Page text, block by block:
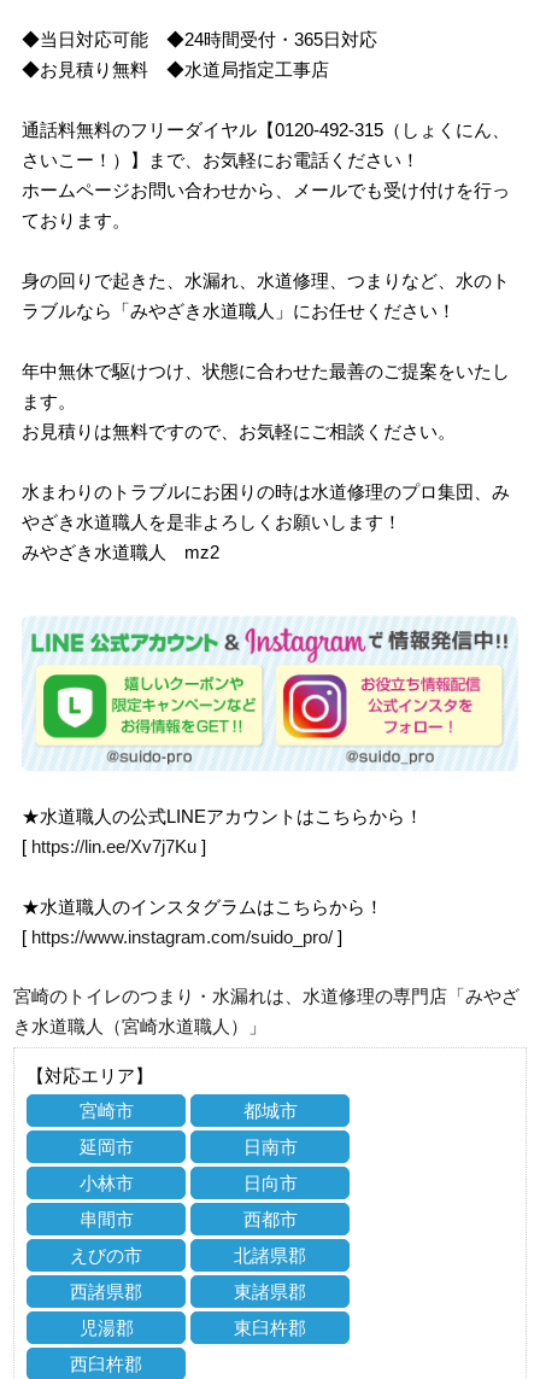
◆当日対応可能 ◆24時間受付・365日対応
◆お見積り無料 ◆水道局指定工事店
通話料無料のフリーダイヤル【0120-492-315（しょくにん、
さいこー！）】まで、お気軽にお電話ください！
ホームページお問い合わせから、メールでも受け付けを行っ
ております。
身の回りで起きた、水漏れ、水道修理、つまりなど、水のト
ラブルなら「みやざき水道職人」にお任せください！
年中無休で駆けつけ、状態に合わせた最善のご提案をいたし
ます。
お見積りは無料ですので、お気軽にご相談ください。
水まわりのトラブルにお困りの時は水道修理のプロ集団、み
やざき水道職人を是非よろしくお願いします！
みやざき水道職人 mz2
★水道職人の公式LINEアカウントはこちらから！
[ https://lin.ee/Xv7j7Ku ]
★水道職人のインスタグラムはこちらから！
[ https://www.instagram.com/suido_pro/ ]
宮崎のトイレのつまり・水漏れは、水道修理の専門店「みやざ
き水道職人（宮崎水道職人）」
【対応エリア】
宮崎市
都城市
延岡市
日南市
小林市
日向市
串間市
西都市
えびの市
北諸県郡
西諸県郡
東諸県郡
児湯郡
東臼杵郡
西臼杵郡